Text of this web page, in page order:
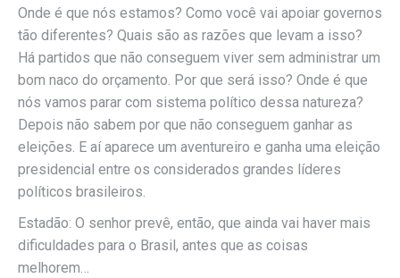
Onde é que nós estamos? Como você vai apoiar governos
tão diferentes? Quais são as razões que levam a isso?
Há partidos que não conseguem viver sem administrar um
bom naco do orçamento. Por que será isso? Onde é que
nós vamos parar com sistema político dessa natureza?
Depois não sabem por que não conseguem ganhar as
eleições. E aí aparece um aventureiro e ganha uma eleição
presidencial entre os considerados grandes líderes
políticos brasileiros.
Estadão: O senhor prevê, então, que ainda vai haver mais
dificuldades para o Brasil, antes que as coisas
melhorem…